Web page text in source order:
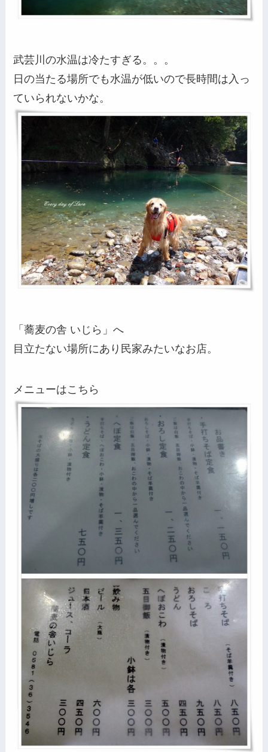
武芸川の水温は冷たすぎる。。。
日の当たる場所でも水温が低いので長時間は入っ
ていられないかな。
「蕎麦の舎 いじら」へ
目立たない場所にあり民家みたいなお店。
メニューはこちら